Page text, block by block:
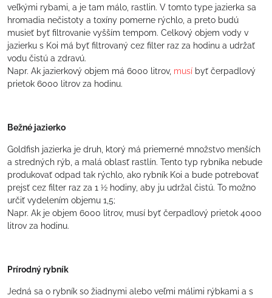
veľkými rybami, a je tam málo, rastlin. V tomto type jazierka sa
hromadia nečistoty a toxíny pomerne rýchlo, a preto budú
musieť byť filtrovanie vyšším tempom. Celkový objem vody v
jazierku s Koi má byť filtrovaný cez filter raz za hodinu a udržať
vodu čistú a zdravú.
Napr. Ak jazierkový objem má 6000 litrov, musí byť čerpadlový
prietok 6000 litrov za hodinu.
Bežné jazierko
Goldfish jazierka je druh, ktorý má priemerné množstvo menších
a stredných rýb, a malá oblasť rastlín. Tento typ rybníka nebude
produkovať odpad tak rýchlo, ako rybník Koi a bude potrebovať
prejsť cez filter raz za 1 ½ hodiny, aby ju udržal čistú. To možno
určiť vydelením objemu 1,5;
Napr. Ak je objem 6000 litrov, musí byť čerpadlový prietok 4000
litrov za hodinu.
Prírodný rybník
Jedná sa o rybník so žiadnymi alebo veľmi málimi rýbkami a s